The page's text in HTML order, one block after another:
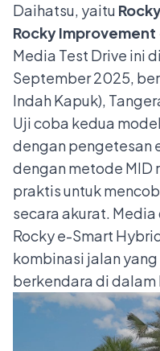
Daihatsu, yaitu
Rocky
Media Test Drive ini
September 2025,
Indah Kapuk),
Uji coba kedua
dengan pengetesan
dengan metode MID
praktis untuk
secara akurat.
Rocky e-Smart
kombinasi jalan
berkendara di dalam